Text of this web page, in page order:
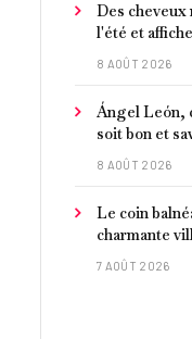
Des
l'été et
8 AOÛT 2026
Ángel León,
soit bon et
du robinet »
8 AOÛT 2026
Le coin
charmante
sur la
7 AOÛT 2026